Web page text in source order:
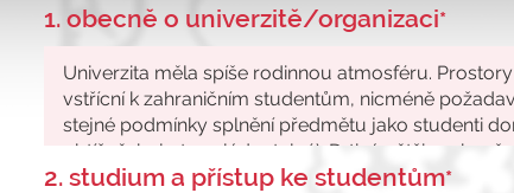
1. obecně o univerzitě/organizaci*
2. studium a přístup ke studentům*